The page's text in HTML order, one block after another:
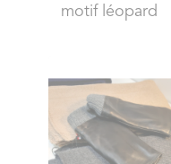
motif léopard